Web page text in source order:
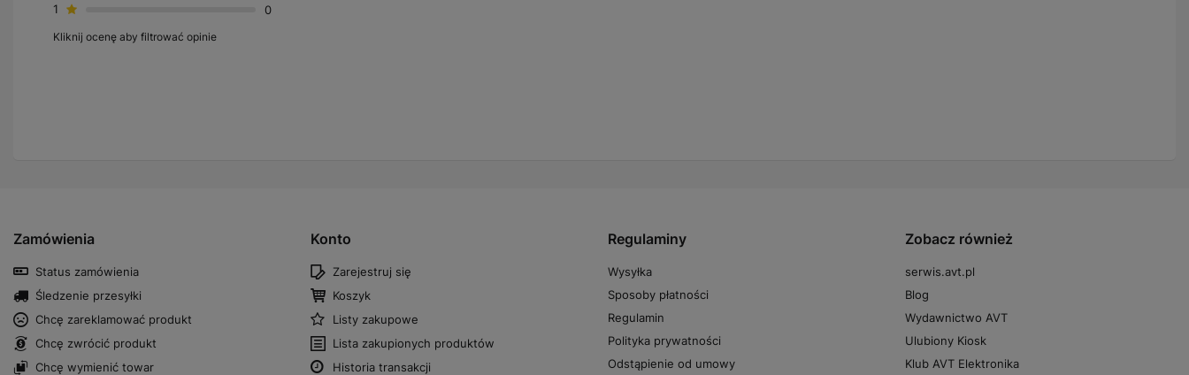
1
0
Kliknij ocenę aby filtrować opinie
Zamówienia
Status zamówienia
Śledzenie przesyłki
Chcę zareklamować produkt
Chcę zwrócić produkt
Chcę wymienić towar
Konto
Zarejestruj się
Koszyk
Listy zakupowe
Lista zakupionych produktów
Historia transakcji
Regulaminy
Wysyłka
Sposoby płatności
Regulamin
Polityka prywatności
Odstąpienie od umowy
Zobacz również
serwis.avt.pl
Blog
Wydawnictwo AVT
Ulubiony Kiosk
Klub AVT Elektronika